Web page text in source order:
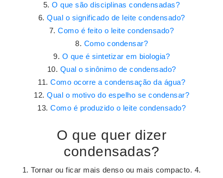
O que são disciplinas condensadas?
Qual o significado de leite condensado?
Como é feito o leite condensado?
Como condensar?
O que é sintetizar em biologia?
Qual o sinônimo de condensado?
Como ocorre a condensação da água?
Qual o motivo do espelho se condensar?
Como é produzido o leite condensado?
O que quer dizer
condensadas?
1. Tornar ou ficar mais denso ou mais compacto. 4.